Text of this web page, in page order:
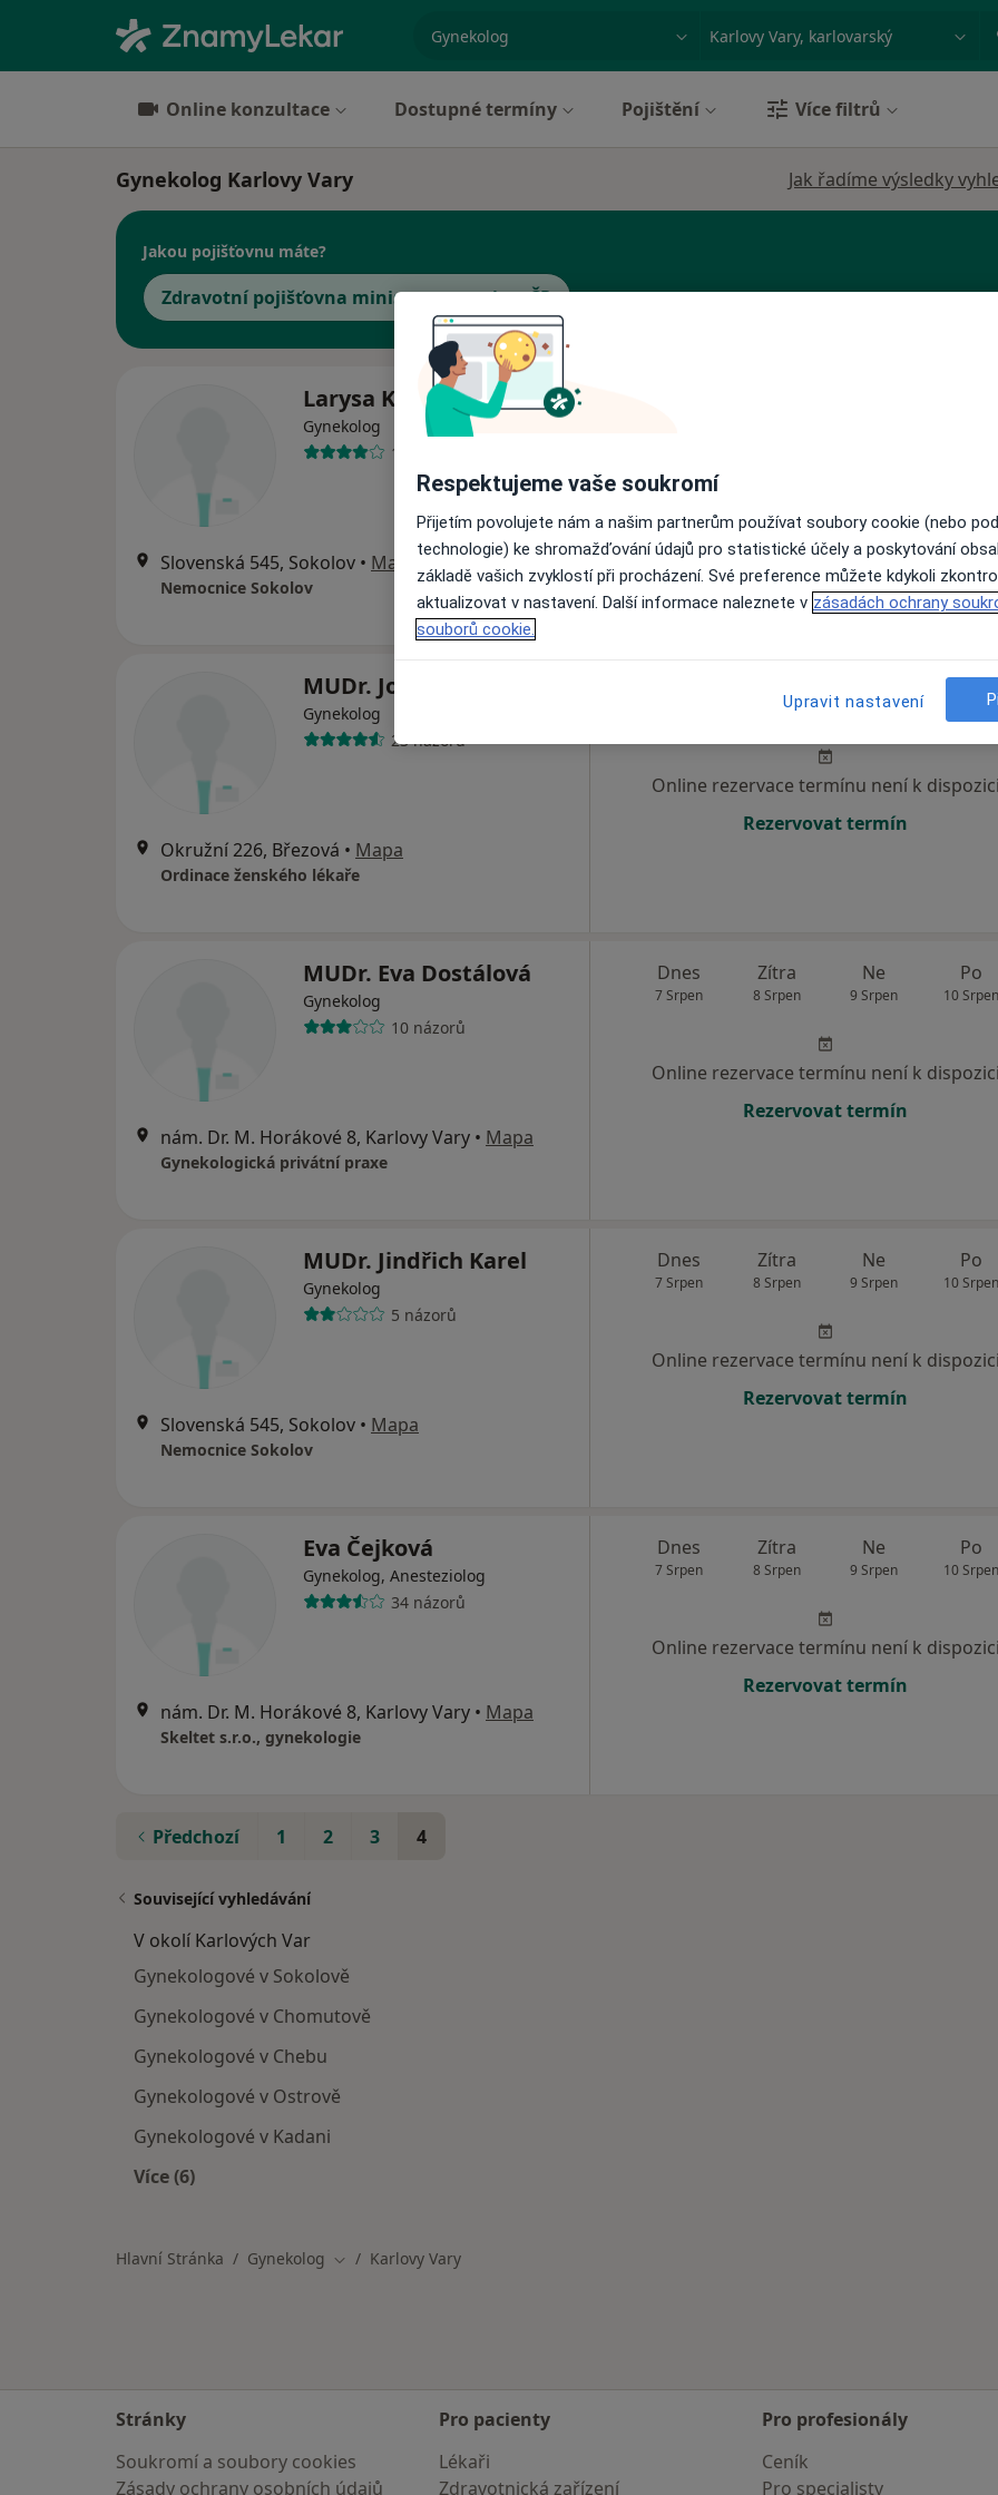
Online konzultace Dostupné termíny Pojištění Více filtrů
Gynekolog Karlovy Vary Jak řadíme výsledky
Jakou pojišťovnu máte?
Zdravotní pojišťovna ministerstva vnitra ČR
Larysa Korkh
Gynekolog
17 názorů
Slovenská 545, Sokolov • Mapa
Nemocnice Sokolov
Online rezervace termínu není k dispozici
Rezervovat termín
MUDr. Josef Bolen
Gynekolog
23 názorů
Okružní 226, Březová • Mapa
Ordinace ženského lékaře
8 Srpen 9 Srpen
Po
10 Srpen
Online rezervace termínu není k dispozici
Rezervovat termín
MUDr. Eva Dostálová
Gynekolog
10 názorů
nám. Dr. M. Horákové 8, Karlovy Vary • Mapa
Gynekologická privátní praxe
Dnes
7 Srpen
Zítra
8 Srpen
Ne
9 Srpen
Po
10 Srpen
Online rezervace termínu není k dispozici
Rezervovat termín
MUDr. Jindřich Karel
Gynekolog
5 názorů
Slovenská 545, Sokolov • Mapa
Nemocnice Sokolov
Dnes
7 Srpen
Zítra
8 Srpen
Ne
9 Srpen
Po
10 Srpen
Online rezervace termínu není k dispozici
Rezervovat termín
Eva Čejková
Gynekolog, Anesteziolog
34 názorů
nám. Dr. M. Horákové 8, Karlovy Vary • Mapa
Skeltet s.r.o., gynekologie
Dnes
7 Srpen
Zítra
8 Srpen
Ne
9 Srpen
Po
10 Srpen
Online rezervace termínu není k dispozici
Rezervovat termín
Předchozí 1 2 3 4
Související vyhledávání
V okolí Karlových Var
Gynekologové v Sokolově
Gynekologové v Chomutově
Gynekologové v Chebu
Gynekologové v Ostrově
Gynekologové v Kadani
Více (6)
Hlavní Stránka Gynekolog Změna města
Karlovy Vary
Stránky
Soukromí a soubory cookies
Zásady ochrany osobních údajů
Pro pacienty
Lékaři
Zdravotnická zařízení
Pro profesionály
Ceník
Pro specialisty
Respektujeme vaše soukromí
Přijetím povolujete nám a našim partnerům používat soubory cookie (nebo
technologie) ke shromažďování údajů pro statistické účely a poskytování
základě vašich zvyklostí při procházení. Své preference můžete kdykoli
aktualizovat v nastavení. Další informace naleznete v zásadách ochrany
souborů cookie.
Upravit nastavení